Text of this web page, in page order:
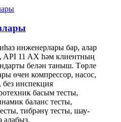
инженерлары бар, алар
API 11 AX һәм клиентның
белән таныш. Төрле
өчен компрессор, насос,
без инспекция
басым тесты,
баланс тесты,
тибрәнү тесты, шау-
алабыз.